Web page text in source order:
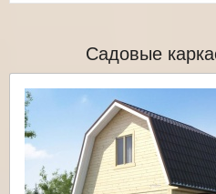
Садовые